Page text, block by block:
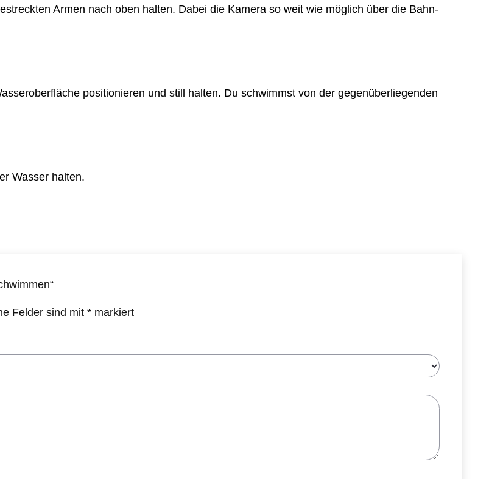
Armen nach oben halten. Dabei die Kamera so weit wie möglich über die Bahn-
positionieren und still halten. Du schwimmst von der gegenüberliegenden
Wasser halten.
Felder sind mit * markiert